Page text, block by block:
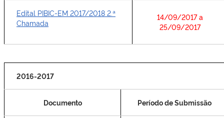
Edital PIBIC-EM 2017/2018 2.ª
Chamada
14/09/2017 a
25/09/2017
2016-2017
Documento Período de Submissão